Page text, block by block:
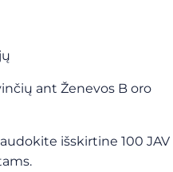
ant Ženevos B oro
išskirtine 100 JAV